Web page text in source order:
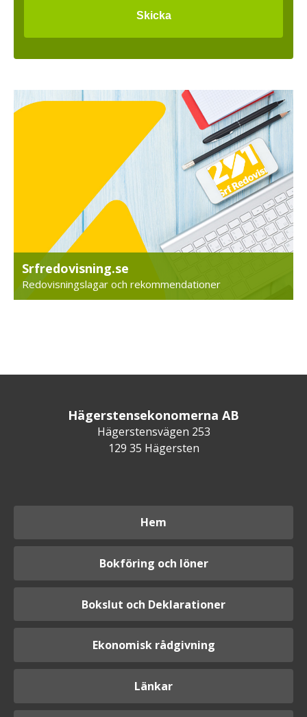
Srfredovisning.se
Redovisningslagar och rekommendationer
Hägerstensekonomerna AB
Hägerstensvägen 253
129 35 Hägersten
Hem
Bokföring och löner
Bokslut och Deklarationer
Ekonomisk rådgivning
Länkar